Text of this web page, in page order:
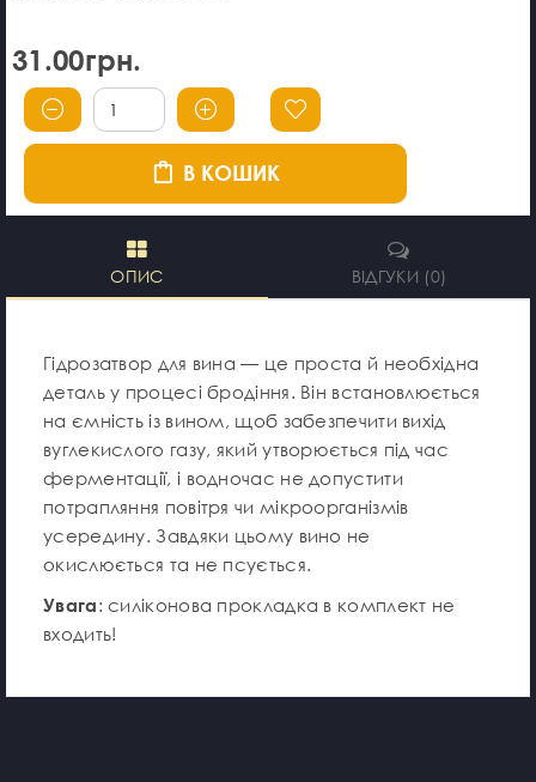
31.00грн.
В КОШИК
ОПИС ВІДГУКИ (0)
Гідрозатвор для вина — це проста й необхідна
деталь у процесі бродіння. Він встановлюється
на ємність із вином, щоб забезпечити вихід
вуглекислого газу, який утворюється під час
ферментації, і водночас не допустити
потрапляння повітря чи мікроорганізмів
усередину. Завдяки цьому вино не
окислюється та не псується.
Увага: силіконова прокладка в комплект не
входить!